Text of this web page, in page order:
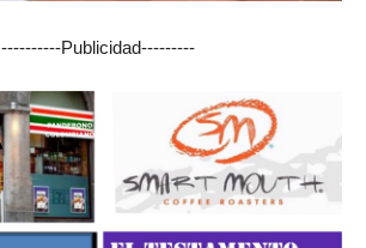
----------Publicidad---------